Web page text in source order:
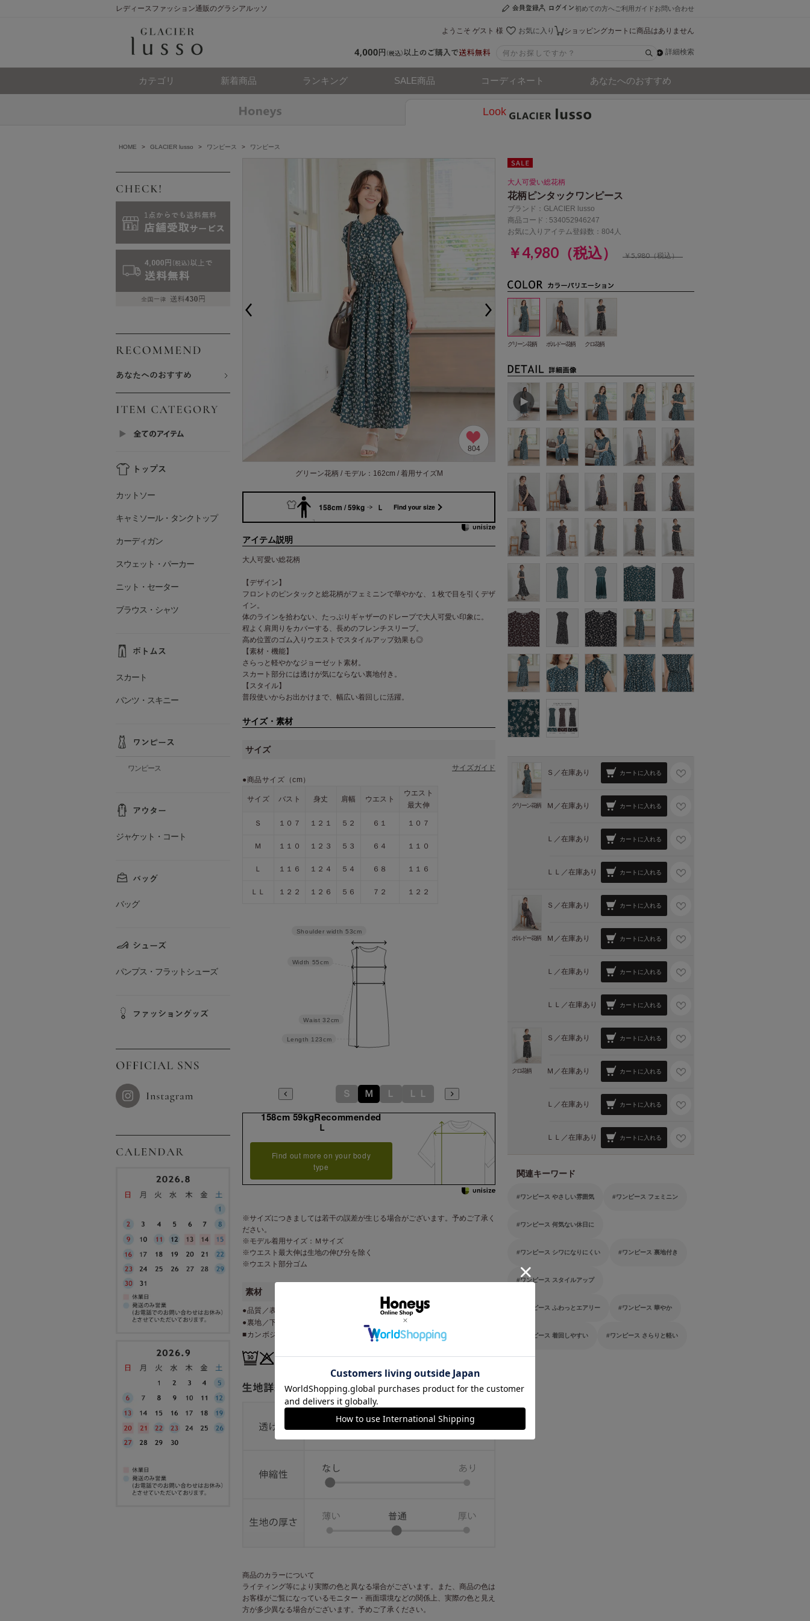
レディースファッション通販のグラシアルッソ お問い合わせ
ご利用ガイド
初めての方へ
ショッピングカートに商品はありません
お気に入り
ようこそ ゲスト 様
詳細検索
カテゴリ 新着商品 ランキング SALE商品 コーディネート あなたへのおすすめ
Look
HOME > GLACIER lusso > ワンピース > ワンピース
804
グリーン花柄 / モデル：162cm / 着用サイズM
158cm / 59kg Ｌ Find your size
アイテム説明
大人可愛い総花柄
【デザイン】
フロントのピンタックと総花柄がフェミニンで華やかな、１枚で目を引くデザ
イン。
体のラインを拾わない、たっぷりギャザーのドレープで大人可愛い印象に。
程よく肩周りをカバーする、長めのフレンチスリーブ。
高め位置のゴム入りウエストでスタイルアップ効果も◎
【素材・機能】
さらっと軽やかなジョーゼット素材。
スカート部分には透けが気にならない裏地付き。
【スタイル】
普段使いからお出かけまで、幅広い着回しに活躍。
サイズ・素材
サイズ
サイズガイド
●商品サイズ（cm）
サイズ バスト 身丈 肩幅 ウエスト
ウエスト
最大伸
Ｓ １０７ １２１ ５２ ６１ １０７
Ｍ １１０ １２３ ５３ ６４ １１０
Ｌ １１６ １２４ ５４ ６８ １１６
ＬＬ １２２ １２６ ５６ ７２ １２２
Length 123cm
Waist 32cm
Width 55cm
Shoulder width 53cm
Ｓ Ｍ Ｌ ＬＬ
158cm 59kgRecommended
Ｌ
Find out more on your body
type
※サイズにつきましては若干の誤差が生じる場合がございます。予めご了承く
ださい。
※モデル着用サイズ：Ｍサイズ
※ウエスト最大伸は生地の伸び分を除く
※ウエスト部分ゴム
素材
●品質／表地 ポリエステル １００％・裏地 ポリエステル １００％
●裏地／下身頃のみあり
■カンボジア製
商品のカラーについて
ライティング等により実際の色と異なる場合がございます。また、商品の色は
お客様がご覧になっているモニター・画面環境などの関係上、実際の色と見え
方が多少異なる場合がございます。予めご了承ください。
大人可愛い総花柄
花柄ピンタックワンピース
ブランド： GLACIER lusso
商品コード : 534052946247
お気に入りアイテム登録数：804人
￥4,980（税込） ￥5,980（税込）
グリーン花柄 ボルドー花柄 クロ花柄
グリーン花柄
Ｓ／在庫あり カートに入れる
Ｍ／在庫あり カートに入れる
Ｌ／在庫あり カートに入れる
ＬＬ／在庫あり カートに入れる
ボルドー花柄
Ｓ／在庫あり カートに入れる
Ｍ／在庫あり カートに入れる
Ｌ／在庫あり カートに入れる
ＬＬ／在庫あり カートに入れる
クロ花柄
Ｓ／在庫あり カートに入れる
Ｍ／在庫あり カートに入れる
Ｌ／在庫あり カートに入れる
ＬＬ／在庫あり カートに入れる
関連キーワード
ワンピース やさしい雰囲気 ワンピース フェミニン
ワンピース 何気ない休日に
ワンピース シワになりにくい ワンピース 裏地付き
ワンピース スタイルアップ
ワンピース ふわっとエアリー ワンピース 華やか
ワンピース 着回しやすい ワンピース さらりと軽い
カットソー
キャミソール・タンクトップ
カーディガン
スウェット・パーカー
ニット・セーター
ブラウス・シャツ
スカート
パンツ・スキニー
ワンピース
ジャケット・コート
バッグ
パンプス・フラットシューズ